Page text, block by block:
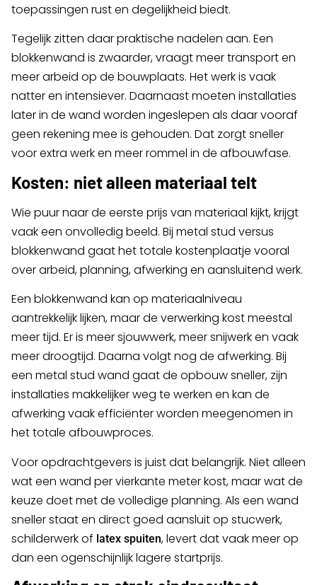
toepassingen rust en degelijkheid biedt.
Tegelijk zitten daar praktische nadelen aan. Een
blokkenwand is zwaarder, vraagt meer transport en
meer arbeid op de bouwplaats. Het werk is vaak
natter en intensiever. Daarnaast moeten installaties
later in de wand worden ingeslepen als daar vooraf
geen rekening mee is gehouden. Dat zorgt sneller
voor extra werk en meer rommel in de afbouwfase.
Kosten: niet alleen materiaal telt
Wie puur naar de eerste prijs van materiaal kijkt, krijgt
vaak een onvolledig beeld. Bij metal stud versus
blokkenwand gaat het totale kostenplaatje vooral
over arbeid, planning, afwerking en aansluitend werk.
Een blokkenwand kan op materiaalniveau
aantrekkelijk lijken, maar de verwerking kost meestal
meer tijd. Er is meer sjouwwerk, meer snijwerk en vaak
meer droogtijd. Daarna volgt nog de afwerking. Bij
een metal stud wand gaat de opbouw sneller, zijn
installaties makkelijker weg te werken en kan de
afwerking vaak efficiënter worden meegenomen in
het totale afbouwproces.
Voor opdrachtgevers is juist dat belangrijk. Niet alleen
wat een wand per vierkante meter kost, maar wat de
keuze doet met de volledige planning. Als een wand
sneller staat en direct goed aansluit op stucwerk,
schilderwerk of latex spuiten, levert dat vaak meer op
dan een ogenschijnlijk lagere startprijs.